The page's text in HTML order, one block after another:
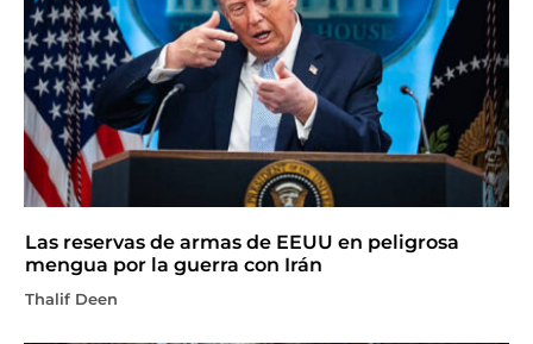
Las reservas de armas de EEUU en peligrosa
mengua por la guerra con Irán
Thalif Deen